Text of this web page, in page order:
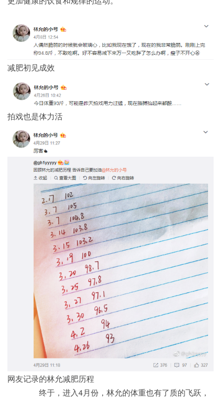
减肥初见成效
拍戏也是体力活
网友记录的林允减肥历程
终于，进入4月份，林允的体重也有了质的飞跃，